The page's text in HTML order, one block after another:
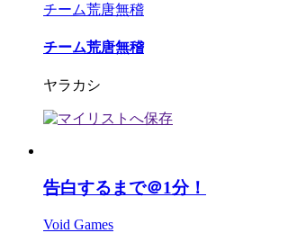
チーム荒唐無稽
チーム荒唐無稽
ヤラカシ
告白するまで＠1分！
Void Games